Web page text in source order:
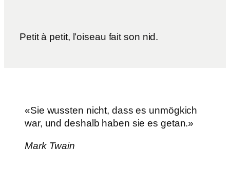
Petit à petit, l’oiseau fait son nid.
«Sie wussten nicht, dass es unmögkich
war, und deshalb haben sie es getan.»
Mark Twain